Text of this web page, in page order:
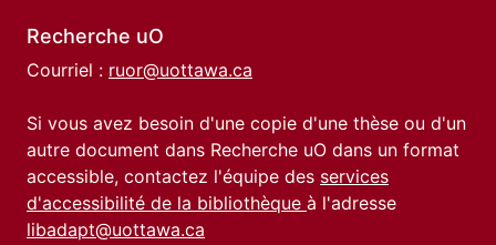
Recherche uO
Courriel : ruor@uottawa.ca
Si vous avez besoin d'une copie d'une thèse ou d'un
autre document dans Recherche uO dans un format
accessible, contactez l'équipe des services
d'accessibilité de la bibliothèque à l'adresse
libadapt@uottawa.ca